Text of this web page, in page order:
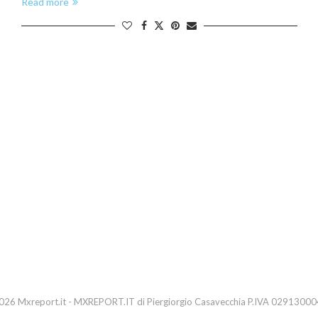
Mxreport.it - MXREPORT.IT di Piergiorgio Casavecchia P.IVA